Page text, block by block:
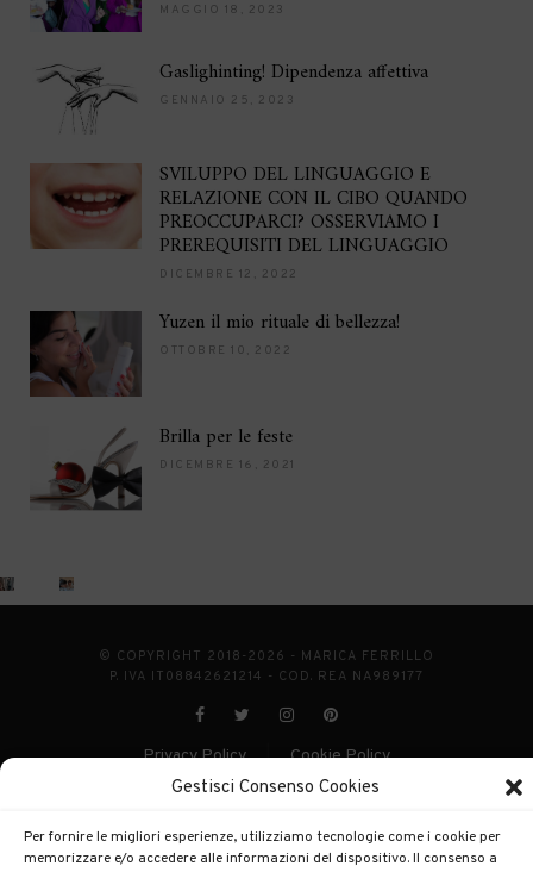
Gestisci Consenso Cookies
Per fornire le migliori esperienze, utilizziamo tecnologie come i cookie per
memorizzare e/o accedere alle informazioni del dispositivo. Il consenso a
MAGGIO 18, 2023
Gaslighinting! Dipendenza affettiva
GENNAIO 25, 2023
SVILUPPO DEL LINGUAGGIO E
RELAZIONE CON IL CIBO QUANDO
PREOCCUPARCI? OSSERVIAMO I
PREREQUISITI DEL LINGUAGGIO
DICEMBRE 12, 2022
Yuzen il mio rituale di bellezza!
OTTOBRE 10, 2022
Brilla per le feste
DICEMBRE 16, 2021
© COPYRIGHT 2018-2026 - MARICA FERRILLO
P. IVA IT08842621214 - COD. REA NA989177
Privacy Policy | Cookie Policy
POWERED BY ENKEY